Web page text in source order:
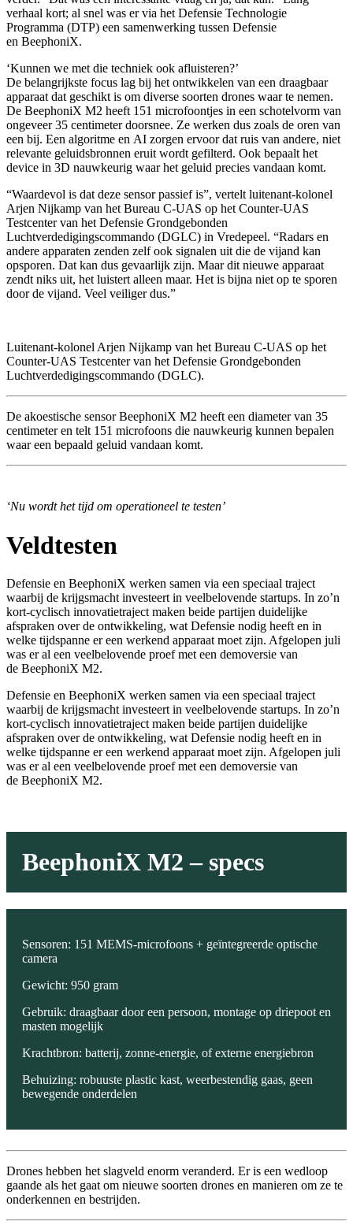
verhaal kort; al snel was er via het Defensie Technologie
Programma (DTP) een samenwerking tussen Defensie
en BeephoniX.
‘Kunnen we met die techniek ook afluisteren?’
De belangrijkste focus lag bij het ontwikkelen van een draagbaar
apparaat dat geschikt is om diverse soorten drones waar te nemen.
De BeephoniX M2 heeft 151 microfoontjes in een schotelvorm van
ongeveer 35 centimeter doorsnee. Ze werken dus zoals de oren van
een bij. Een algoritme en AI zorgen ervoor dat ruis van andere, niet
relevante geluidsbronnen eruit wordt gefilterd. Ook bepaalt het
device in 3D nauwkeurig waar het geluid precies vandaan komt.
“Waardevol is dat deze sensor passief is”, vertelt luitenant-kolonel
Arjen Nijkamp van het Bureau C-UAS op het Counter-UAS
Testcenter van het Defensie Grondgebonden
Luchtverdedigingscommando (DGLC) in Vredepeel. “Radars en
andere apparaten zenden zelf ook signalen uit die de vijand kan
opsporen. Dat kan dus gevaarlijk zijn. Maar dit nieuwe apparaat
zendt niks uit, het luistert alleen maar. Het is bijna niet op te sporen
door de vijand. Veel veiliger dus.”
Luitenant-kolonel Arjen Nijkamp van het Bureau C-UAS op het
Counter-UAS Testcenter van het Defensie Grondgebonden
Luchtverdedigingscommando (DGLC).
De akoestische sensor BeephoniX M2 heeft een diameter van 35
centimeter en telt 151 microfoons die nauwkeurig kunnen bepalen
waar een bepaald geluid vandaan komt.
‘Nu wordt het tijd om operationeel te testen’
Veldtesten
Defensie en BeephoniX werken samen via een speciaal traject
waarbij de krijgsmacht investeert in veelbelovende startups. In zo’n
kort-cyclisch innovatietraject maken beide partijen duidelijke
afspraken over de ontwikkeling, wat Defensie nodig heeft en in
welke tijdspanne er een werkend apparaat moet zijn. Afgelopen juli
was er al een veelbelovende proef met een demoversie van
de BeephoniX M2.
Defensie en BeephoniX werken samen via een speciaal traject
waarbij de krijgsmacht investeert in veelbelovende startups. In zo’n
kort-cyclisch innovatietraject maken beide partijen duidelijke
afspraken over de ontwikkeling, wat Defensie nodig heeft en in
welke tijdspanne er een werkend apparaat moet zijn. Afgelopen juli
was er al een veelbelovende proef met een demoversie van
de BeephoniX M2.
BeephoniX M2 – specs
Sensoren: 151 MEMS-microfoons + geïntegreerde optische
camera
Gewicht: 950 gram
Gebruik: draagbaar door een persoon, montage op driepoot en
masten mogelijk
Krachtbron: batterij, zonne-energie, of externe energiebron
Behuizing: robuuste plastic kast, weerbestendig gaas, geen
bewegende onderdelen
Drones hebben het slagveld enorm veranderd. Er is een wedloop
gaande als het gaat om nieuwe soorten drones en manieren om ze te
onderkennen en bestrijden.